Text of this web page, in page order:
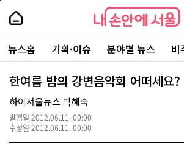
본
로
가
내
손
안
에
서
울
-
서
울
시
대
표
소
내
손
에
울
주
요
서
뉴스홈 기획·이슈 분야별 뉴스 비
한여름 밤의 강변음악회 어떠세요?
하이서울뉴스 박혜숙
발행일 2012.06.11. 00:00
수정일 2012.06.11. 00:00
페
상
단
로